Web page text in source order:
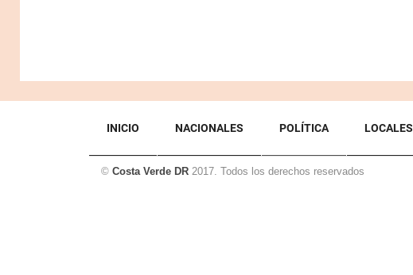
INICIO NACIONALES POLÍTICA LOCALES
© Costa Verde DR 2017. Todos los derechos reservados